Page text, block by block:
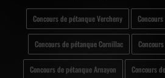
Concours de pétanque Vercheny
Concours de pétanque Cornillac
Concours de pétanque Arnayon Concours